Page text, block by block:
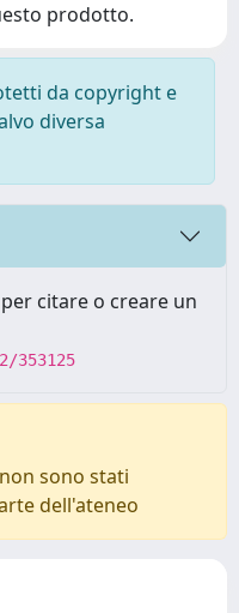
prodotto.
da copyright e
diversa
citare o creare un
353125
sono stati
dell'ateneo